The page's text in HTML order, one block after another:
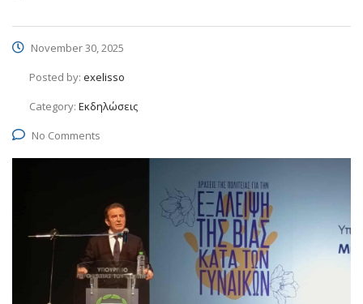
November 30, 2025
Posted by: exelisso
Category: Εκδηλώσεις
No Comments